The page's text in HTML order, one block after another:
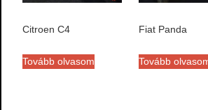
Citroen C4
Tovább olvasom
Fiat Panda
Tovább